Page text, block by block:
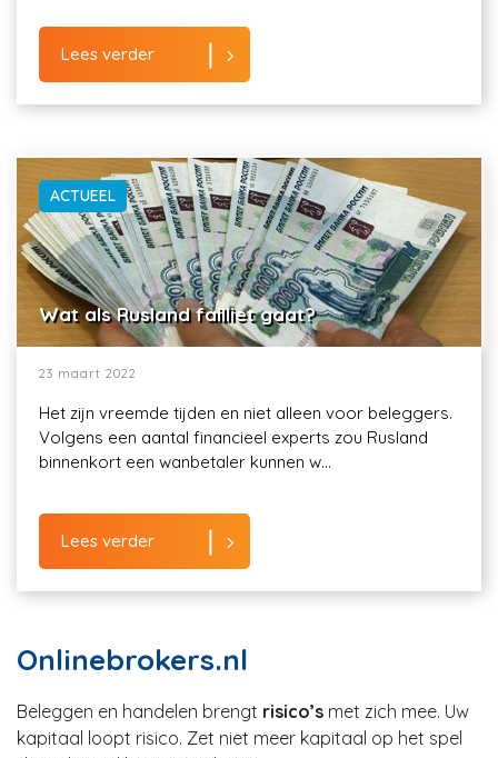
Lees verder
ACTUEEL
Wat als Rusland failliet gaat?
23 maart 2022
Het zijn vreemde tijden en niet alleen voor beleggers.
Volgens een aantal financieel experts zou Rusland
binnenkort een wanbetaler kunnen w...
Lees verder
Onlinebrokers.nl
Beleggen en handelen brengt risico’s met zich mee. Uw
kapitaal loopt risico. Zet niet meer kapitaal op het spel